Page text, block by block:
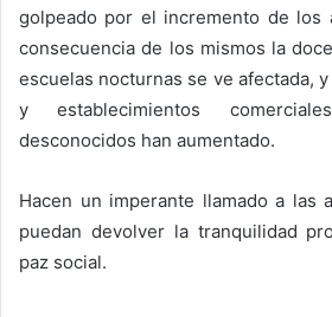
golpeado por el incremento de los
consecuencia de los mismos la
escuelas nocturnas se ve afectada,
y establecimientos
desconocidos han aumentado.
Hacen un imperante llamado a las
puedan devolver la tranquilidad
paz social.